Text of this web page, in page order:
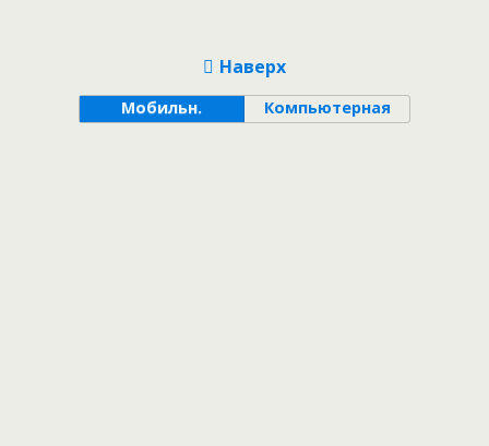
Наверх
Мобильн. Компьютерная